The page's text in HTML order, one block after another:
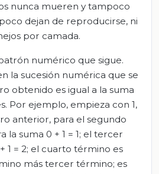
nunca mueren y tampoco
dejan de reproducirse, ni
por camada.
numérico que sigue.
la sucesión numérica que se
obtenido es igual a la suma
Por ejemplo, empieza con 1,
anterior, para el segundo
la suma 0 + 1 = 1; el tercer
1 = 2; el cuarto término es
más tercer término; es